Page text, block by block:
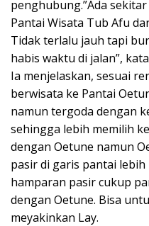
penghubung.”Ada
Pantai Wisata Tub Afu
Tidak terlalu jauh tapi
habis waktu di jalan”,
Ia menjelaskan, sesuai
berwisata ke Pantai
namun tergoda dengan
sehingga lebih memilih
dengan Oetune namun
pasir di garis pantai
hamparan pasir cukup
dengan Oetune. Bisa
meyakinkan Lay.